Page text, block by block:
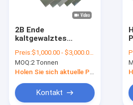
2B Ende
kaltgewalztes
321 SS 2000mm
Preis:$1,000.00 - $3,000.00/Tons
MOQ:2 Tonnen
Holen Sie sich aktuelle Preis
Kontakt